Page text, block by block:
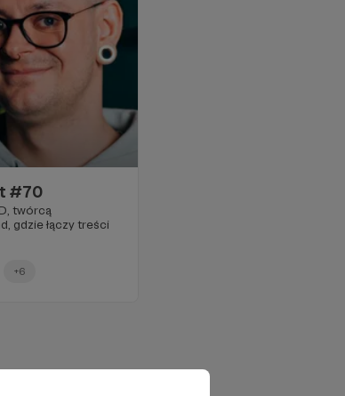
#70
twórcą
gdzie łączy treści
+6